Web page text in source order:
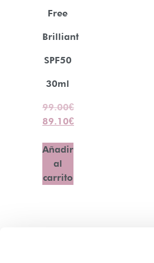
Free
Brilliant
SPF50
30ml
99.00€
89.10€
Añadir
al
carrito